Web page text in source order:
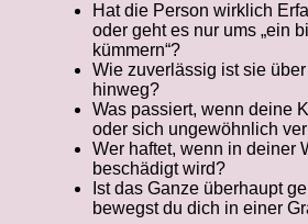
Hat die Person wirklich
oder geht es nur ums „ein
kümmern“?
Wie zuverlässig ist sie
hinweg?
Was passiert, wenn deine
oder sich ungewöhnlich
Wer haftet, wenn in deiner
beschädigt wird?
Ist das Ganze überhaupt
bewegst du dich in einer